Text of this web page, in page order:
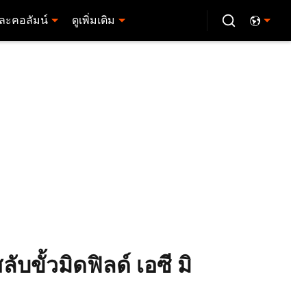
ะคอลัมน์ ดูเพิ่มเติม
บขั้วมิดฟิลด์ เอซี มิ